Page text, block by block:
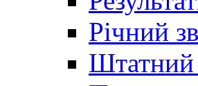
Річний
Штатний